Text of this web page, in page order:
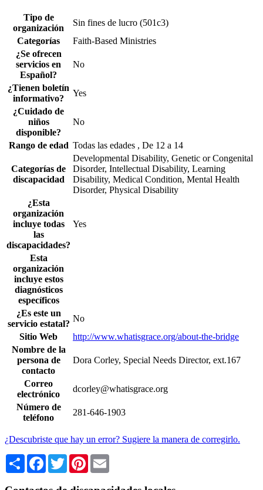
Tipo de
organización
Sin fines de lucro (501c3)
Categorías
Faith-Based Ministries
¿Se ofrecen
servicios en
Español?
No
¿Tienen boletín
informativo?
Yes
¿Cuidado de
niños
disponible?
No
Rango de edad Todas las edades , De 12 a 14
Categorías de
discapacidad
Developmental Disability, Genetic or Congenital
Disorder, Intellectual Disability, Learning
Disability, Medical Condition, Mental Health
Disorder, Physical Disability
¿Esta
organización
incluye todas
las
discapacidades?
Yes
Esta
organización
incluye estos
diagnósticos
específicos
¿Es este un
servicio estatal?
No
Sitio Web
http://www.whatisgrace.org/about-the-bridge
Nombre de la
persona de
contacto
Dora Corley, Special Needs Director, ext.167
Correo
electrónico
dcorley@whatisgrace.org
Número de
teléfono
281-646-1903
¿Descubriste que hay un error? Sugiere la manera de corregirlo.
Share Facebook
TwitterPinterest